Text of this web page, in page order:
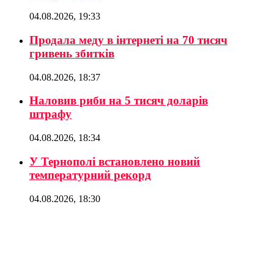
04.08.2026, 19:33
Продала меду в інтернеті на 70 тисяч
гривень збитків
04.08.2026, 18:37
Наловив риби на 5 тисяч доларів
штрафу
04.08.2026, 18:34
У Тернополі встановлено новий
температурний рекорд
04.08.2026, 18:30